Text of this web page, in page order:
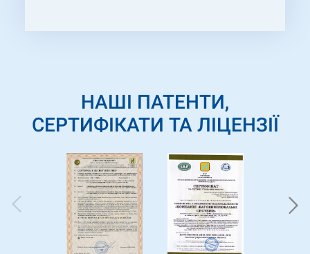
соблюдении охраны труда и сроков
позволяет считать ООО «Компания «ВИС»
надежным партнером ООО «КРАМ
ПОСТАВКА»
НАШІ ПАТЕНТИ,
СЕРТИФІКАТИ ТА ЛІЦЕНЗІЇ